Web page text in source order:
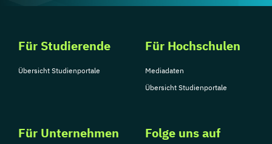
Für Studierende
Übersicht Studienportale
Für Hochschulen
Mediadaten
Übersicht Studienportale
Für Unternehmen Folge uns auf